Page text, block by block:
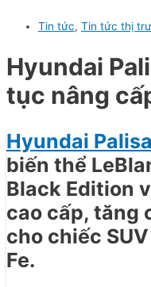
Tin tức, Tin tức thị
Hyundai
tục nâng
Hyundai
biến thể
Black Edition
cao cấp, tăng
cho chiếc
Fe.